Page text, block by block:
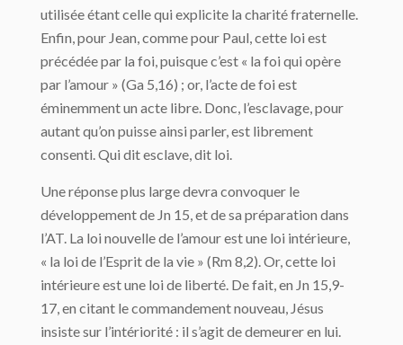
utilisée étant celle qui explicite la charité fraternelle.
Enfin, pour Jean, comme pour Paul, cette loi est
précédée par la foi, puisque c’est « la foi qui opère
par l’amour » (Ga 5,16) ; or, l’acte de foi est
éminemment un acte libre. Donc, l’esclavage, pour
autant qu’on puisse ainsi parler, est librement
consenti. Qui dit esclave, dit loi.
Une réponse plus large devra convoquer le
développement de Jn 15, et de sa préparation dans
l’AT. La loi nouvelle de l’amour est une loi intérieure,
« la loi de l’Esprit de la vie » (Rm 8,2). Or, cette loi
intérieure est une loi de liberté. De fait, en Jn 15,9-
17, en citant le commandement nouveau, Jésus
insiste sur l’intériorité : il s’agit de demeurer en lui.